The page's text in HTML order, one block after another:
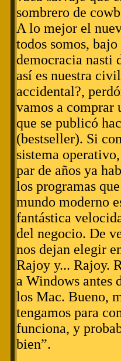
sombrero de
A lo mejor el
todos somos,
democracia nasti
así es nuestra
accidental?,
vamos a comprar
que se publicó
(bestseller). Si
sistema
par de años ya
los programas
mundo moderno
fantástica
del negocio. De
nos dejan elegir
Rajoy y... Rajoy.
a Windows antes
los Mac. Bueno,
tengamos para
funciona, y
bien”.